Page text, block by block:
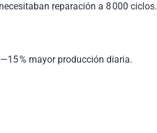
reparación a 8 000 ciclos.
% mayor producción diaria.